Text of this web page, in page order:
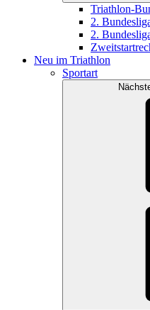
Triathlon-
2.
2.
Neu im Triathlon
Sportart